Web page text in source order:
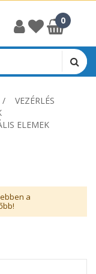
VEZÉRLÉS
ELEMEK
a